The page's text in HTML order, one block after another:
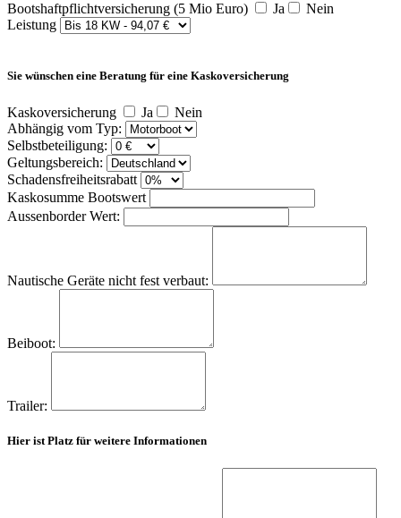
Bootshaftpflichtversicherung (5 Mio Euro) Ja
Nein
Leistung
Sie wünschen eine Beratung für eine Kaskoversicherung
Kaskoversicherung Ja
Nein
Abhängig vom Typ:
Selbstbeteiligung:
Geltungsbereich:
Schadensfreiheitsrabatt
Kaskosumme Bootswert
Aussenborder Wert:
Nautische Geräte nicht fest verbaut:
Beiboot:
Trailer:
Hier ist Platz für weitere Informationen